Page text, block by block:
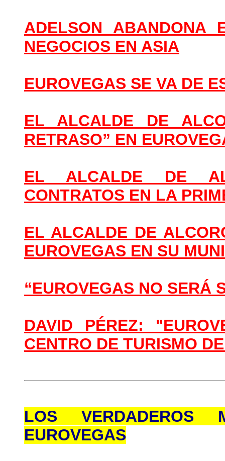
ADELSON ABANDONA
NEGOCIOS EN ASIA
EUROVEGAS SE VA DE
EL ALCALDE DE
RETRASO” EN
EL ALCALDE DE
CONTRATOS EN LA
EL ALCALDE DE
EUROVEGAS EN SU
“EUROVEGAS NO SERÁ
DAVID PÉREZ:
CENTRO DE TURISMO
LOS VERDADEROS
EUROVEGAS